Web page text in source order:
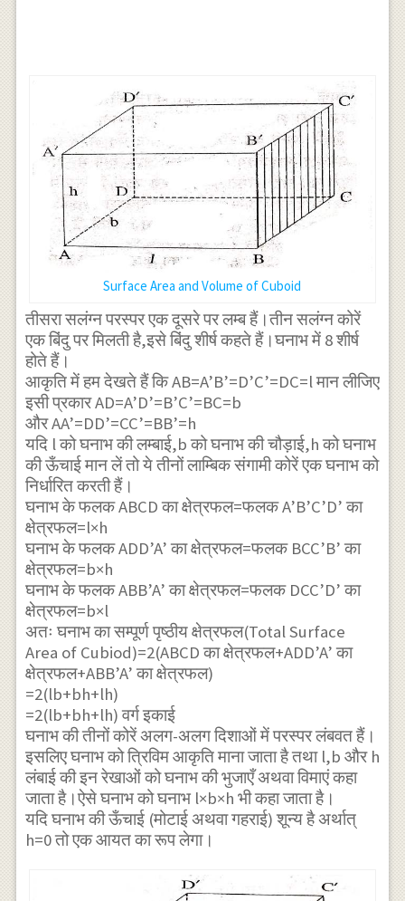
Surface Area and Volume of Cuboid
तीसरा सलंग्न परस्पर एक दूसरे पर लम्ब हैं।तीन सलंग्न कोरें
एक बिंदु पर मिलती है,इसे बिंदु शीर्ष कहते हैं।घनाभ में 8 शीर्ष
होते हैं।
आकृति में हम देखते हैं कि AB=A’B’=D’C’=DC=l मान लीजिए
इसी प्रकार AD=A’D’=B’C’=BC=b
और AA’=DD’=CC’=BB’=h
यदि l को घनाभ की लम्बाई,b को घनाभ की चौड़ाई,h को घनाभ
की ऊँचाई मान लें तो ये तीनों लाम्बिक संगामी कोरें एक घनाभ को
निर्धारित करती हैं।
घनाभ के फलक ABCD का क्षेत्रफल=फलक A’B’C’D’ का
क्षेत्रफल=l×h
घनाभ के फलक ADD’A’ का क्षेत्रफल=फलक BCC’B’ का
क्षेत्रफल=b×h
घनाभ के फलक ABB’A’ का क्षेत्रफल=फलक DCC’D’ का
क्षेत्रफल=b×l
अतः घनाभ का सम्पूर्ण पृष्ठीय क्षेत्रफल(Total Surface
Area of Cubiod)=2(ABCD का क्षेत्रफल+ADD’A’ का
क्षेत्रफल+ABB’A’ का क्षेत्रफल)
=2(lb+bh+lh)
=2(lb+bh+lh) वर्ग इकाई
घनाभ की तीनों कोरें अलग-अलग दिशाओं में परस्पर लंबवत हैं।
इसलिए घनाभ को त्रिविम आकृति माना जाता है तथा l,b और h
लंबाई की इन रेखाओं को घनाभ की भुजाएँ अथवा विमाएं कहा
जाता है।ऐसे घनाभ को घनाभ l×b×h भी कहा जाता है।
यदि घनाभ की ऊँचाई (मोटाई अथवा गहराई) शून्य है अर्थात्
h=0 तो एक आयत का रूप लेगा।